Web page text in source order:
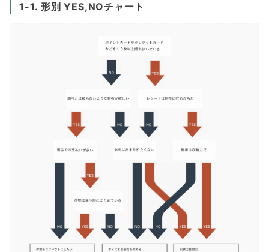
1-1. 形別 YES,NOチャート